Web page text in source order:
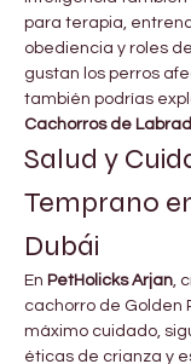
para terapia,
obediencia y roles de
gustan los perros
también podrías
Cachorros de
Salud y
Temprano
Dubái
En PetHolicks Arjan,
cachorro de Golden
máximo cuidado,
éticas de crianza y